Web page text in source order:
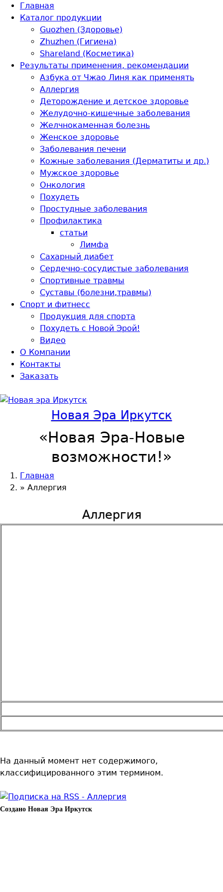
Перейти к основному содержанию
Главная
Каталог продукции
Guozhen (Здоровье)
Zhuzhen (Гигиена)
Shareland (Косметика)
Результаты применения, рекомендации
Азбука от Чжао Линя как применять
Аллергия
Деторождение и детское здоровье
Желудочно-кишечные заболевания
Желчнокаменная болезнь
Женское здоровье
Заболевания печени
Кожные заболевания (Дерматиты и др.)
Мужское здоровье
Онкология
Похудеть
Простудные заболевания
Профилактика
статьи
Лимфа
Сахарный диабет
Сердечно-сосудистые заболевания
Спортивные травмы
Суставы (болезни,травмы)
Спорт и фитнесс
Продукция для спорта
Похудеть с Новой Эрой!
Видео
О Компании
Контакты
Заказать
Новая Эра Иркутск
«Новая Эра-Новые
возможности!»
Вы здесь
Главная
» Аллергия
Аллергия
На данный момент нет содержимого,
классифицированного этим термином.
Создано Новая Эра Иркутск